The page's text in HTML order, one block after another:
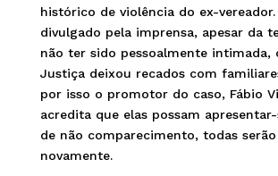
histórico de violência do ex-vereador.
divulgado pela imprensa, apesar da
não ter sido pessoalmente intimada,
Justiça deixou recados com
por isso o promotor do caso, Fábio
acredita que elas possam apresentar-
de não comparecimento, todas
novamente.